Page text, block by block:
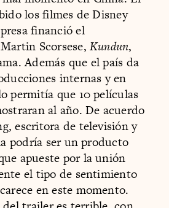
los filmes de Disney
financió el
Scorsese,Kundun,
Además que el país da
internas y en
permitía que 10 películas
al año. De acuerdo
escritora de televisión y
podría ser un producto
apueste por la unión
el tipo de sentimiento
en este momento.